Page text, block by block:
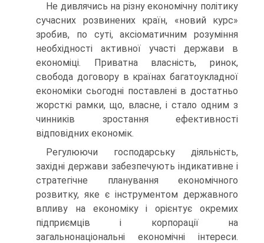
Не дивлячись на різну економічну політику
сучасних розвине­них країн, «новий курс»
зробив, по суті, аксіоматичним розуміння
необхідності активної участі держави в
економіці. Приватна влас­ність, ринок,
свобода договору в країнах багатоукладної
економіки сьогодні поставлені в достатньо
жорсткі рамки, що, власне, і стало одним з
чинників зростання ефективності
відповідних економік.
Регулюючи господарську діяльність,
західні держави забезпечу­ють індикативне і
стратегічне планування економічного
розвитку, яке є інструментом державного
впливу на економіку і орієнтує окремих
підприємців і корпорації на
загальнонаціональні еконо­мічні інтереси.